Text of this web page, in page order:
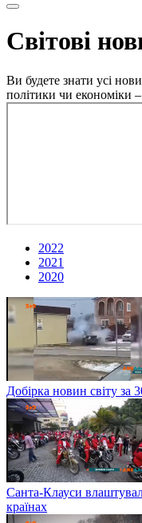
Світові
Ви будете знати усі
політики чи економіки –
2022
2021
2020
Добірка новин світу за
Санта-Клауси
країнах